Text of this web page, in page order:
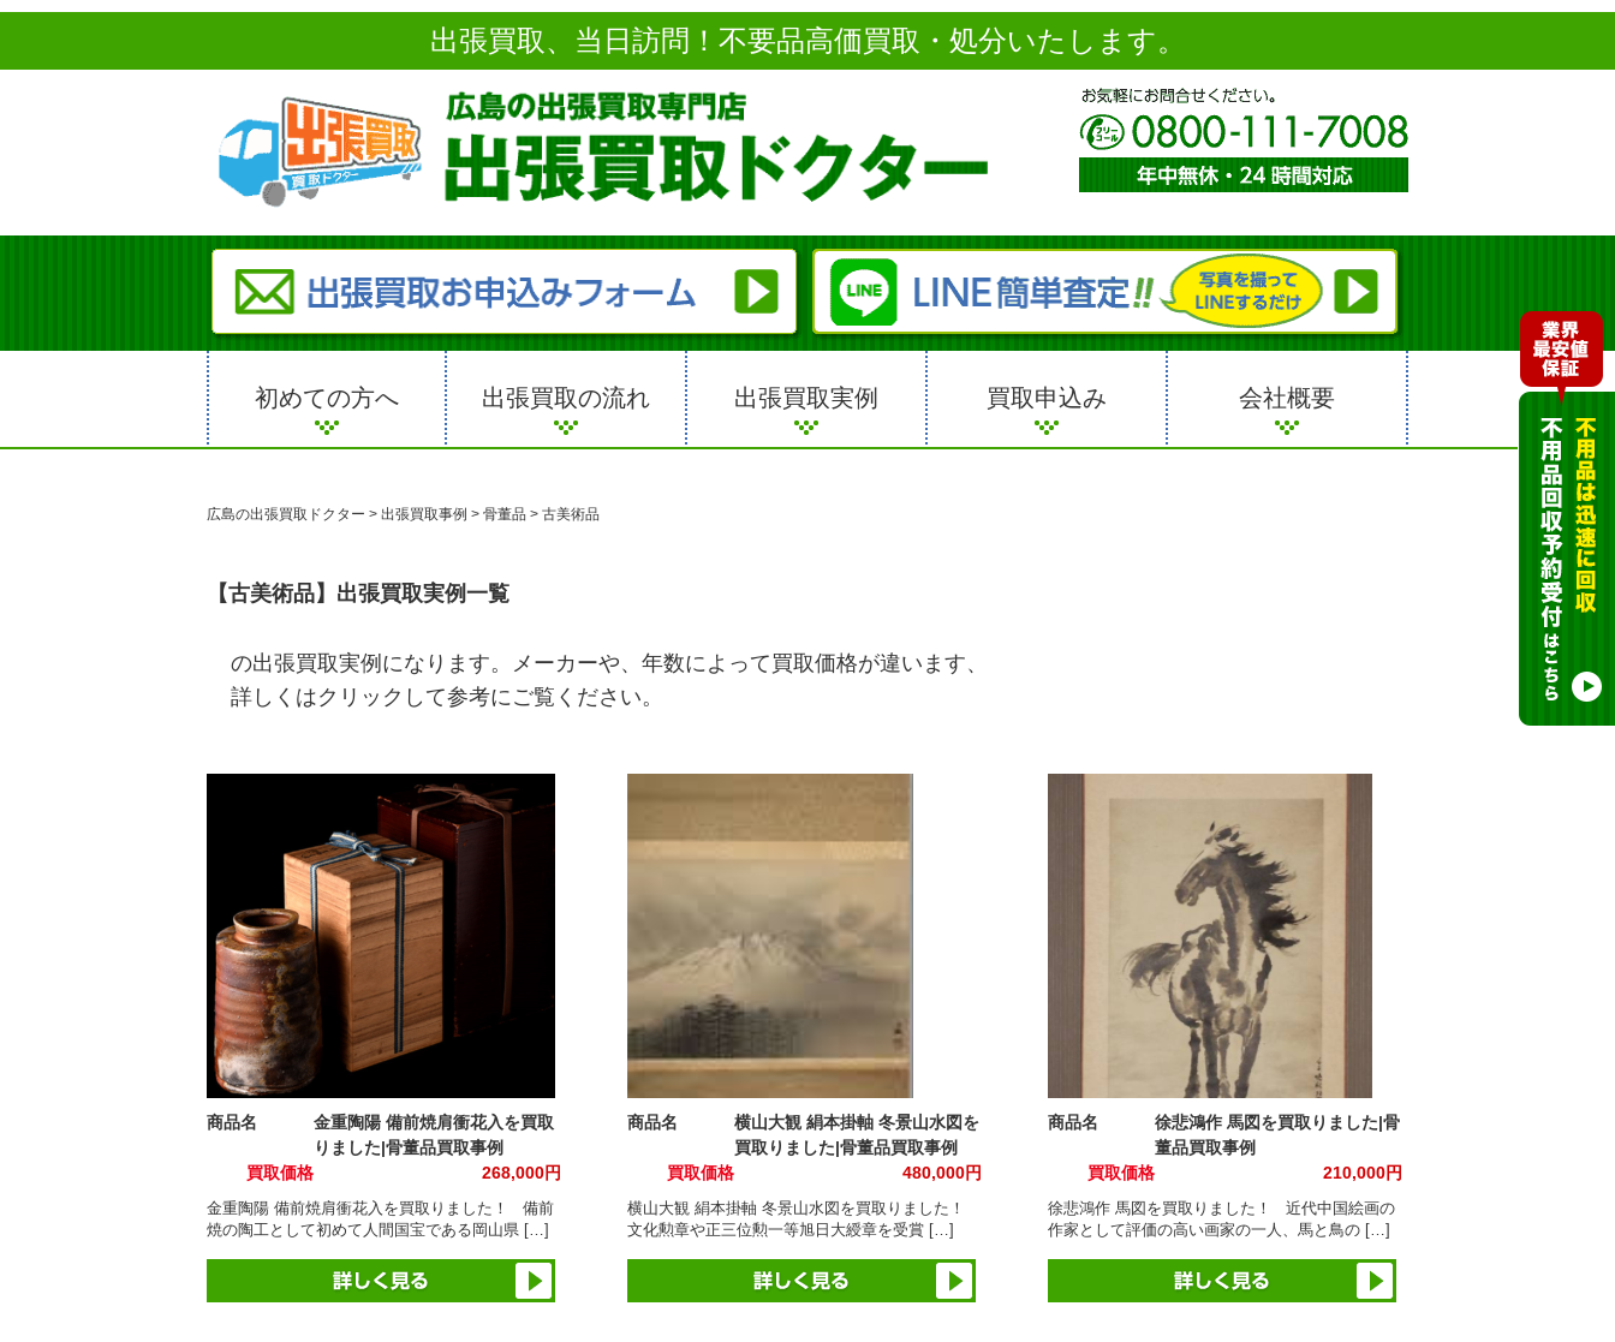
出張買取、当日訪問！不要品高価買取・処分いたします。
初めての方へ 出張買取の流れ 出張買取実例 買取申込み 会社概要
広島の出張買取ドクター > 出張買取事例 > 骨董品 > 古美術品
【古美術品】出張買取実例一覧
の出張買取実例になります。メーカーや、年数によって買取価格が違います、
詳しくはクリックして参考にご覧ください。
商品名
金重陶陽 備前焼肩衝花入を買取
りました|骨董品買取事例
買取価格
268,000円
金重陶陽 備前焼肩衝花入を買取りました！ 備前
焼の陶工として初めて人間国宝である岡山県 […]
商品名
横山大観 絹本掛軸 冬景山水図を
買取りました|骨董品買取事例
買取価格
480,000円
横山大観 絹本掛軸 冬景山水図を買取りました！
文化勲章や正三位勲一等旭日大綬章を受賞 […]
商品名
徐悲鴻作 馬図を買取りました|骨
董品買取事例
買取価格
210,000円
徐悲鴻作 馬図を買取りました！ 近代中国絵画の
作家として評価の高い画家の一人、馬と鳥の […]